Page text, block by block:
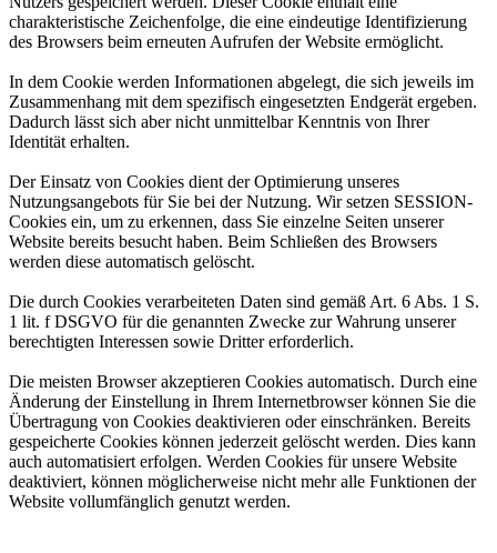
charakteristische Zeichenfolge, die eine eindeutige Identifizierung
des Browsers beim erneuten Aufrufen der Website ermöglicht.
In dem Cookie werden Informationen abgelegt, die sich jeweils im
Zusammenhang mit dem spezifisch eingesetzten Endgerät ergeben.
Dadurch lässt sich aber nicht unmittelbar Kenntnis von Ihrer
Identität erhalten.
Der Einsatz von Cookies dient der Optimierung unseres
Nutzungsangebots für Sie bei der Nutzung. Wir setzen SESSION-
Cookies ein, um zu erkennen, dass Sie einzelne Seiten unserer
Website bereits besucht haben. Beim Schließen des Browsers
werden diese automatisch gelöscht.
Die durch Cookies verarbeiteten Daten sind gemäß Art. 6 Abs. 1 S.
1 lit. f DSGVO für die genannten Zwecke zur Wahrung unserer
berechtigten Interessen sowie Dritter erforderlich.
Die meisten Browser akzeptieren Cookies automatisch. Durch eine
Änderung der Einstellung in Ihrem Internetbrowser können Sie die
Übertragung von Cookies deaktivieren oder einschränken. Bereits
gespeicherte Cookies können jederzeit gelöscht werden. Dies kann
auch automatisiert erfolgen. Werden Cookies für unsere Website
deaktiviert, können möglicherweise nicht mehr alle Funktionen der
Website vollumfänglich genutzt werden.